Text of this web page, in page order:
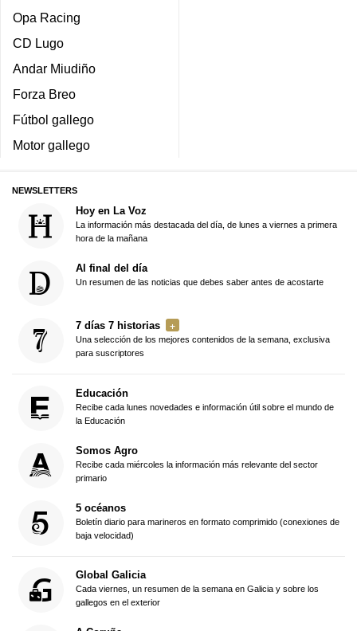
Opa Racing
CD Lugo
Andar Miudiño
Forza Breo
Fútbol gallego
Motor gallego
NEWSLETTERS
Hoy en La Voz
La información más destacada del día, de lunes a viernes a primera
hora de la mañana
Al final del día
Un resumen de las noticias que debes saber antes de acostarte
7 días 7 historias
Una selección de los mejores contenidos de la semana, exclusiva
para suscriptores
Educación
Recibe cada lunes novedades e información útil sobre el mundo de
la Educación
Somos Agro
Recibe cada miércoles la información más relevante del sector
primario
5 océanos
Boletín diario para marineros en formato comprimido (conexiones de
baja velocidad)
Global Galicia
Cada viernes, un resumen de la semana en Galicia y sobre los
gallegos en el exterior